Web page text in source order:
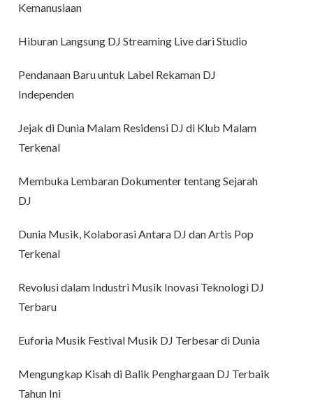
Kemanusiaan
Hiburan Langsung DJ Streaming Live dari Studio
Pendanaan Baru untuk Label Rekaman DJ
Independen
Jejak di Dunia Malam Residensi DJ di Klub Malam
Terkenal
Membuka Lembaran Dokumenter tentang Sejarah
DJ
Dunia Musik, Kolaborasi Antara DJ dan Artis Pop
Terkenal
Revolusi dalam Industri Musik Inovasi Teknologi DJ
Terbaru
Euforia Musik Festival Musik DJ Terbesar di Dunia
Mengungkap Kisah di Balik Penghargaan DJ Terbaik
Tahun Ini